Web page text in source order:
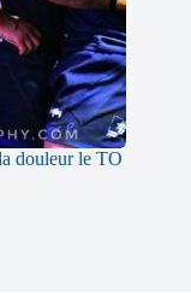
douleur le TO